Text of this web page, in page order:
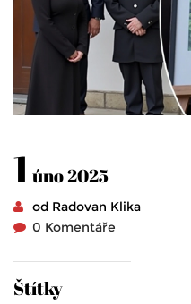
1úno 2025
od Radovan Klika
0 Komentáře
Štítky